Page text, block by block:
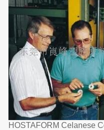
HOSTAFORM Celanese